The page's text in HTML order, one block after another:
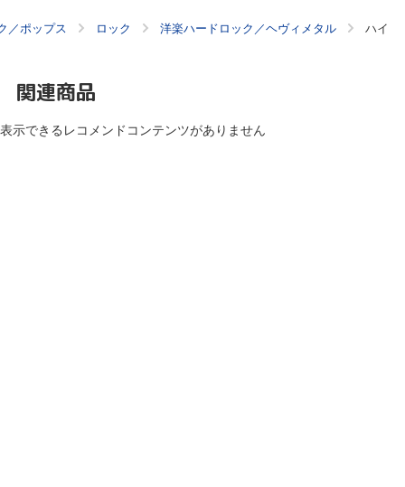
／ポップス ロック 洋楽ハードロック／ヘヴィメタル ハイ
関連商品
表示できるレコメンドコンテンツがありません